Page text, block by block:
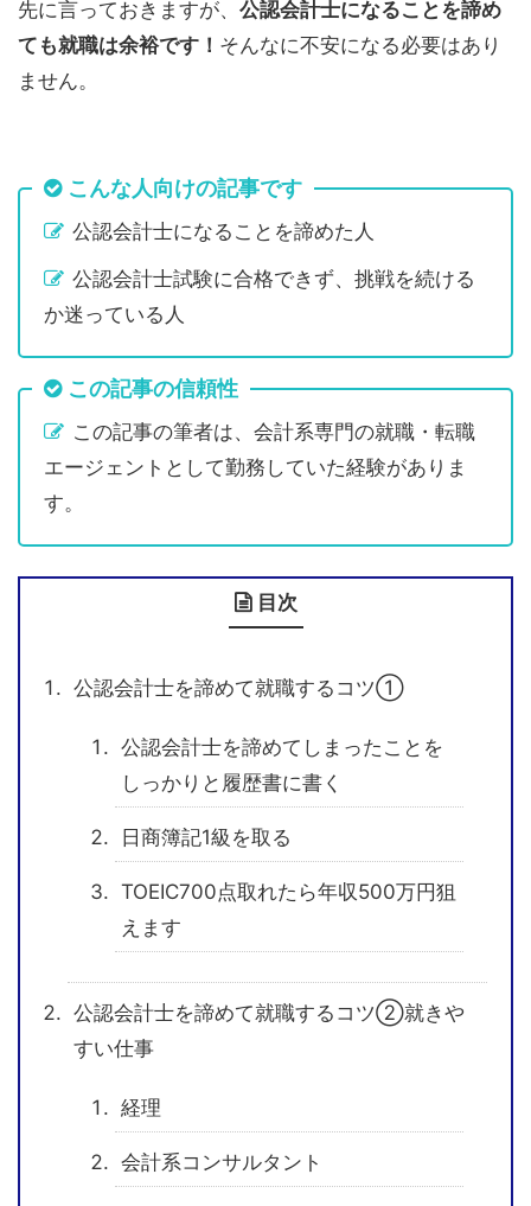
先に言っておきますが、 公認会計士になることを諦め
ても就職は余裕です！ そんなに不安になる必要はあり
ません。
こんな人向けの記事です
公認会計士になることを諦めた人
公認会計士試験に合格できず、挑戦を続ける
か迷っている人
この記事の信頼性
この記事の筆者は、会計系専門の就職・転職
エージェントとして勤務していた経験がありま
す。
目次
公認会計士を諦めて就職するコツ①
公認会計士を諦めてしまったことを
しっかりと履歴書に書く
日商簿記1級を取る
TOEIC700点取れたら年収500万円狙
えます
公認会計士を諦めて就職するコツ②就きや
すい仕事
経理
会計系コンサルタント